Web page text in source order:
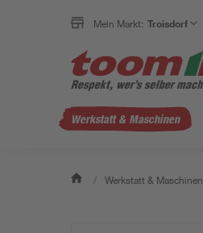
Mein Markt: Troisdorf
Werkstatt & Maschinen
/ Werkstatt & Maschinen